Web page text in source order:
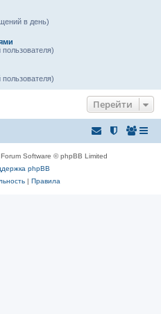
в день)
Перейти
Software © phpBB Limited
phpBB
| Правила